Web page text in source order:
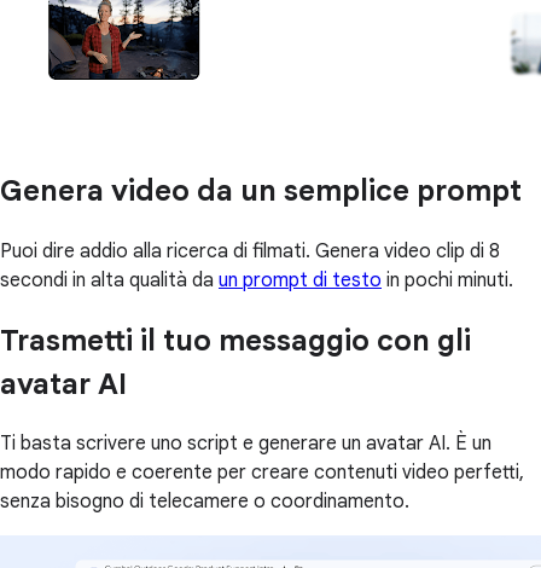
Genera video da un semplice prompt
Puoi dire addio alla ricerca di filmati. Genera video clip di 8
secondi in alta qualità da un prompt di testo in pochi minuti.
Trasmetti il tuo messaggio con gli
avatar AI
Ti basta scrivere uno script e generare un avatar AI. È un
modo rapido e coerente per creare contenuti video perfetti,
senza bisogno di telecamere o coordinamento.